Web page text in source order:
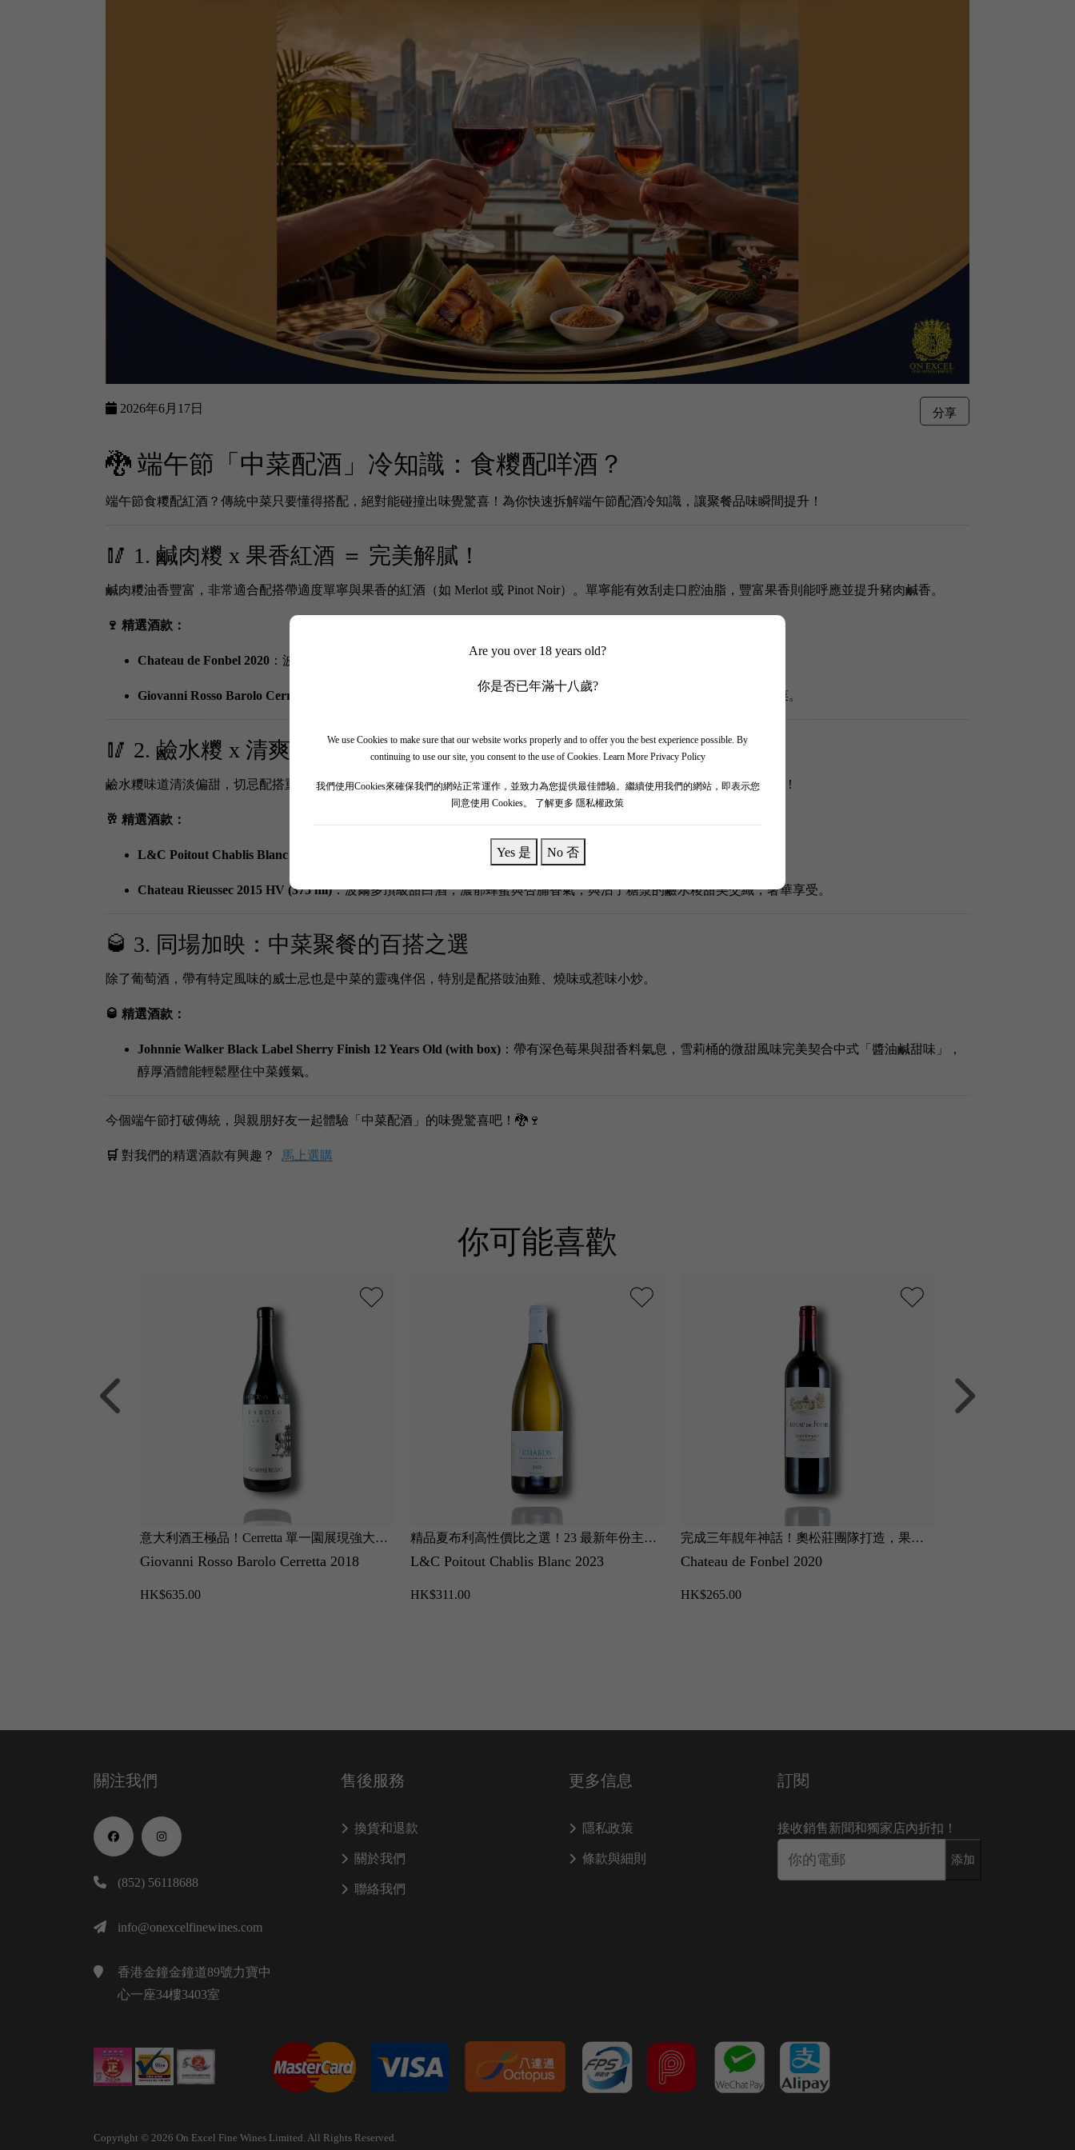
Are you over 18 years old?
你是否已年滿十八歲?
We use Cookies to make sure that our website works properly and to offer you the best experience possible. By
continuing to use our site, you consent to the use of Cookies. Learn More Privacy Policy
我們使用Cookies來確保我們的網站正常運作，並致力為您提供最佳體驗。繼續使用我們的網站，即表示您
同意使用 Cookies。 了解更多 隱私權政策
Yes 是 No 否
2026年6月17日 分享
🐉 端午節「中菜配酒」冷知識：食糭配咩酒？
端午節食糭配紅酒？傳統中菜只要懂得搭配，絕對能碰撞出味覺驚喜！為你快速拆解端午節配酒冷知識，讓聚餐品味瞬間提升！
🥢 1. 鹹肉糭 x 果香紅酒 ＝ 完美解膩！
鹹肉糭油香豐富，非常適合配搭帶適度單寧與果香的紅酒（如 Merlot 或 Pinot Noir）。單寧能有效刮走口腔油脂，豐富果香則能呼應並提升豬肉鹹香。
🍷 精選酒款：
Chateau de Fonbel 2020 ：波爾多優質紅酒，柔順單寧與充沛果香，完美中和五花肉油膩。
Giovanni Rosso Barolo Cerretta 2018 ：義大利頂級佳釀，結構紮實、酸度優雅，輕鬆駕馭足料鹹肉糭與濃味紅燒中菜。
🥢 2. 鹼水糭 x 清爽白酒 / 甜酒 ＝ 昇華甜品層次！
鹼水糭味道清淡偏甜，切忌配搭重單寧紅酒以免產生苦澀。建議配搭清爽白酒帶出糯米香，或配甜酒將其昇華為高級甜點！
🥂 精選酒款：
L&C Poitout Chablis Blanc 2023 ：無過桶的經典 Chablis，純粹礦物感與清爽柑橘酸度，最夾原味鹼水糭或海鮮。
Chateau Rieussec 2015 HV (375 ml)：波爾多頂級甜白酒，濃郁蜂蜜與杏脯香氣，與沾了糖漿的鹼水糭甜美交織，奢華享受。
🥃 3. 同場加映：中菜聚餐的百搭之選
除了葡萄酒，帶有特定風味的威士忌也是中菜的靈魂伴侶，特別是配搭豉油雞、燒味或惹味小炒。
🥃 精選酒款：
Johnnie Walker Black Label Sherry Finish 12 Years Old (with box) ：帶有深色莓果與甜香料氣息，雪莉桶的微甜風味完美契合中式「醬油鹹甜味」，
醇厚酒體能輕鬆壓住中菜鑊氣。
今個端午節打破傳統，與親朋好友一起體驗「中菜配酒」的味覺驚喜吧！🐉🍷
🛒 對我們的精選酒款有興趣？ 馬上選購
你可能喜歡
意大利酒王極品！Cerretta 單一園展現強大力
量與宏大結構，18 迷人年份注入優雅玫瑰與
Giovanni Rosso Barolo Cerretta 2018
HK$635.00
精品夏布利高性價比之選！23 最新年份主打
極致純淨，青蘋果與檸檬香氣清爽，酸度明
L&C Poitout Chablis Blanc 2023
HK$311.00
完成三年靚年神話！奧松莊團隊打造，果香
極度濃縮深沉，骨架硬淨如摩天大廈，單寧
Chateau de Fonbel 2020
HK$265.00
關注我們
(852) 56118688
info@onexcelfinewines.com
香港金鐘金鐘道89號力寶中
心一座34樓3403室
售後服務
換貨和退款
關於我們
聯絡我們
更多信息
隱私政策
條款與細則
訂閱
接收銷售新聞和獨家店內折扣！
添加
Copyright © 2026 On Excel Fine Wines Limited. All Rights Reserved.